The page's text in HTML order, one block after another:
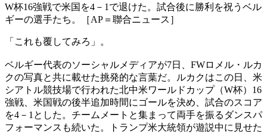
W杯16強戦で米国を4－1で退けた。試合後に勝利を祝うベル
ギーの選手たち。［AP＝聯合ニュース］
「これも覆してみろ」。
ベルギー代表のソーシャルメディアが7日、FWロメル・ルカ
クの写真と共に載せた挑発的な言葉だ。ルカクはこの日、米
シアトル競技場で行われた北中米ワールドカップ（W杯）16
強戦、米国戦の後半追加時間にゴールを決め、試合のスコア
を4－1とした。チームメートと集まって両手を振るダンスパ
フォーマンスも続いた。トランプ米大統領が遊説中に見せた